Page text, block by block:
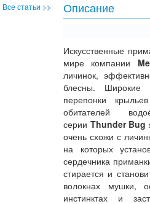
Все статьи >>
Описание
Искусственные
мире компании
личинок,
блесны. Широкие
перепонки
обитателей
серии Thunder Bug
очень схожи с
на которых
сердечника
стирается и
волокнах мушки,
инстинктах и